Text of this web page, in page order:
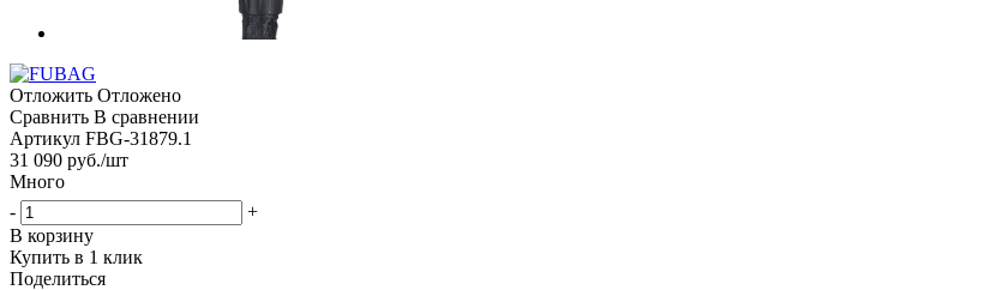
Отложить Отложено
Сравнить В сравнении
Артикул FBG-31879.1
31 090 руб./шт
Много
-
+
В корзину
Купить в 1 клик
Поделиться